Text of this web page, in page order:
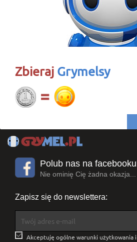
Zbieraj Grymelsy
Polub nas na
Nie ominię Cię żadna okazja...
Zapisz się do newslettera:
 Akceptuję ogólne warunki użytkowania